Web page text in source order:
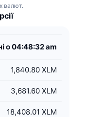
валют.
о 04:48:32 am
1,840.80 XLM
3,681.60 XLM
18,408.01 XLM